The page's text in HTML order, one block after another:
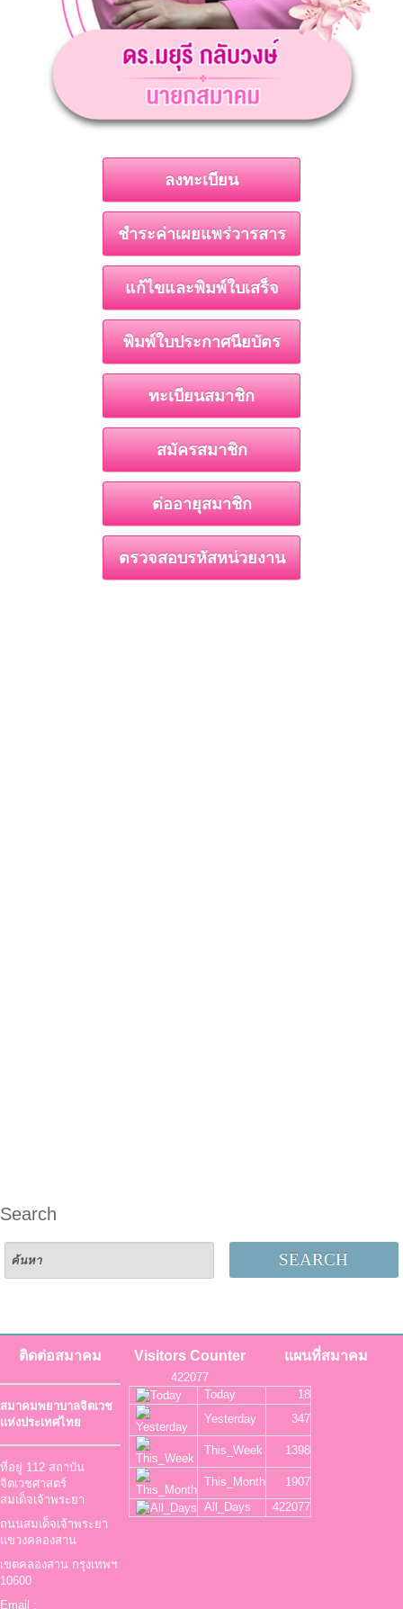
ลงทะเบียน
ชำระค่าเผยแพร่วารสาร
แก้ไขและพิมพ์ใบเสร็จ
พิมพ์ใบประกาศนียบัตร
ทะเบียนสมาชิก
สมัครสมาชิก
ต่ออายุสมาชิก
ตรวจสอบรหัสหน่วยงาน
Search
SEARCH
ติดต่อสมาคม
สมาคมพยาบาลจิตเวช
แห่งประเทศไทย
ที่อยู่ 112 สถาบัน
จิตเวชศาสตร์
สมเด็จเจ้าพระยา
ถนนสมเด็จเจ้าพระยา
แขวงคลองสาน
เขตคลองสาน กรุงเทพฯ
10600
Email :
Visitors Counter
422077
Today
18
Yesterday
347
This_Week 1398
This_Month
1907
All_Days
422077
แผนที่สมาคม